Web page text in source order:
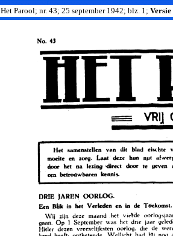
Het Parool; nr. 43; 25 september 1942; blz. 1;